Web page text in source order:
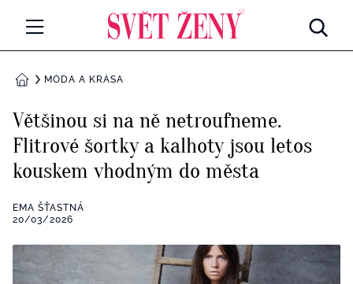
Všechny kategorie
Rozhovory
RETROHUBKY
Všechny kategorie
Seberozvoj
Všechny kategorie
ZÁBAVA
DOMŮMÓDA A KRÁSA
Většinou si na ně netroufneme.
⁠Flitrové šortky a kalhoty jsou letos
kouskem vhodným do města
EMA ŠŤASTNÁ
20/03/2026